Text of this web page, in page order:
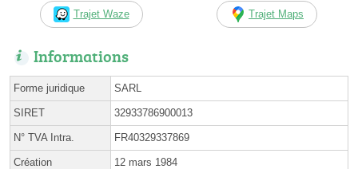
Trajet Waze Trajet Maps
Informations
Forme juridique SARL
SIRET 32933786900013
N° TVA Intra. FR40329337869
Création 12 mars 1984